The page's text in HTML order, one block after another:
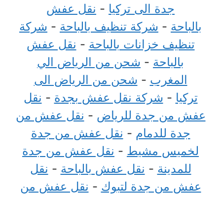
جدة الى تركيا - نقل عفش
بالباحة - شركة تنظيف بالباحة - شركة
تنظيف خزانات بالباحة - نقل عفش
بالباحة - شحن من الرياض الي
المغرب - شحن من الرياض الى
تركيا - شركة نقل عفش بجدة - نقل
عفش من جدة للرياض - نقل عفش من
جدة للدمام - نقل عفش من جدة
لخميس مشيط - نقل عفش من جدة
للمدينة - نقل عفش بالباحة - نقل
عفش من جدة لتبوك - نقل عفش من